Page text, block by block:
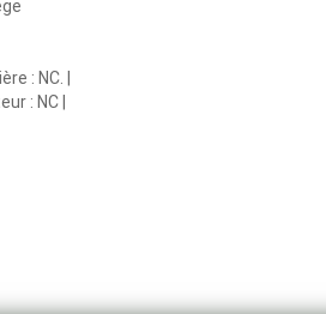
: NC. |
: NC |